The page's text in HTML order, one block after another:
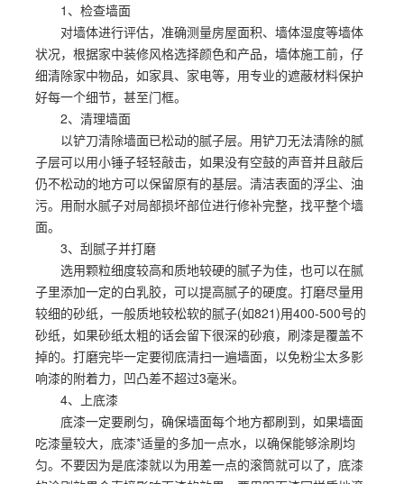
1、检查墙面
对墙体进行评估，准确测量房屋面积、墙体湿度等墙体
状况，根据家中装修风格选择颜色和产品，墙体施工前，仔
细清除家中物品，如家具、家电等，用专业的遮蔽材料保护
好每一个细节，甚至门框。
2、清理墙面
以铲刀清除墙面已松动的腻子层。用铲刀无法清除的腻
子层可以用小锤子轻轻敲击，如果没有空鼓的声音并且敲后
仍不松动的地方可以保留原有的基层。清洁表面的浮尘、油
污。用耐水腻子对局部损坏部位进行修补完整，找平整个墙
面。
3、刮腻子并打磨
选用颗粒细度较高和质地较硬的腻子为佳，也可以在腻
子里添加一定的白乳胶，可以提高腻子的硬度。打磨尽量用
较细的砂纸，一般质地较松软的腻子(如821)用400-500号的
砂纸，如果砂纸太粗的话会留下很深的砂痕，刷漆是覆盖不
掉的。打磨完毕一定要彻底清扫一遍墙面，以免粉尘太多影
响漆的附着力，凹凸差不超过3毫米。
4、上底漆
底漆一定要刷匀，确保墙面每个地方都刷到，如果墙面
吃漆量较大，底漆*适量的多加一点水，以确保能够涂刷均
匀。不要因为是底漆就以为用差一点的滚筒就可以了，底漆